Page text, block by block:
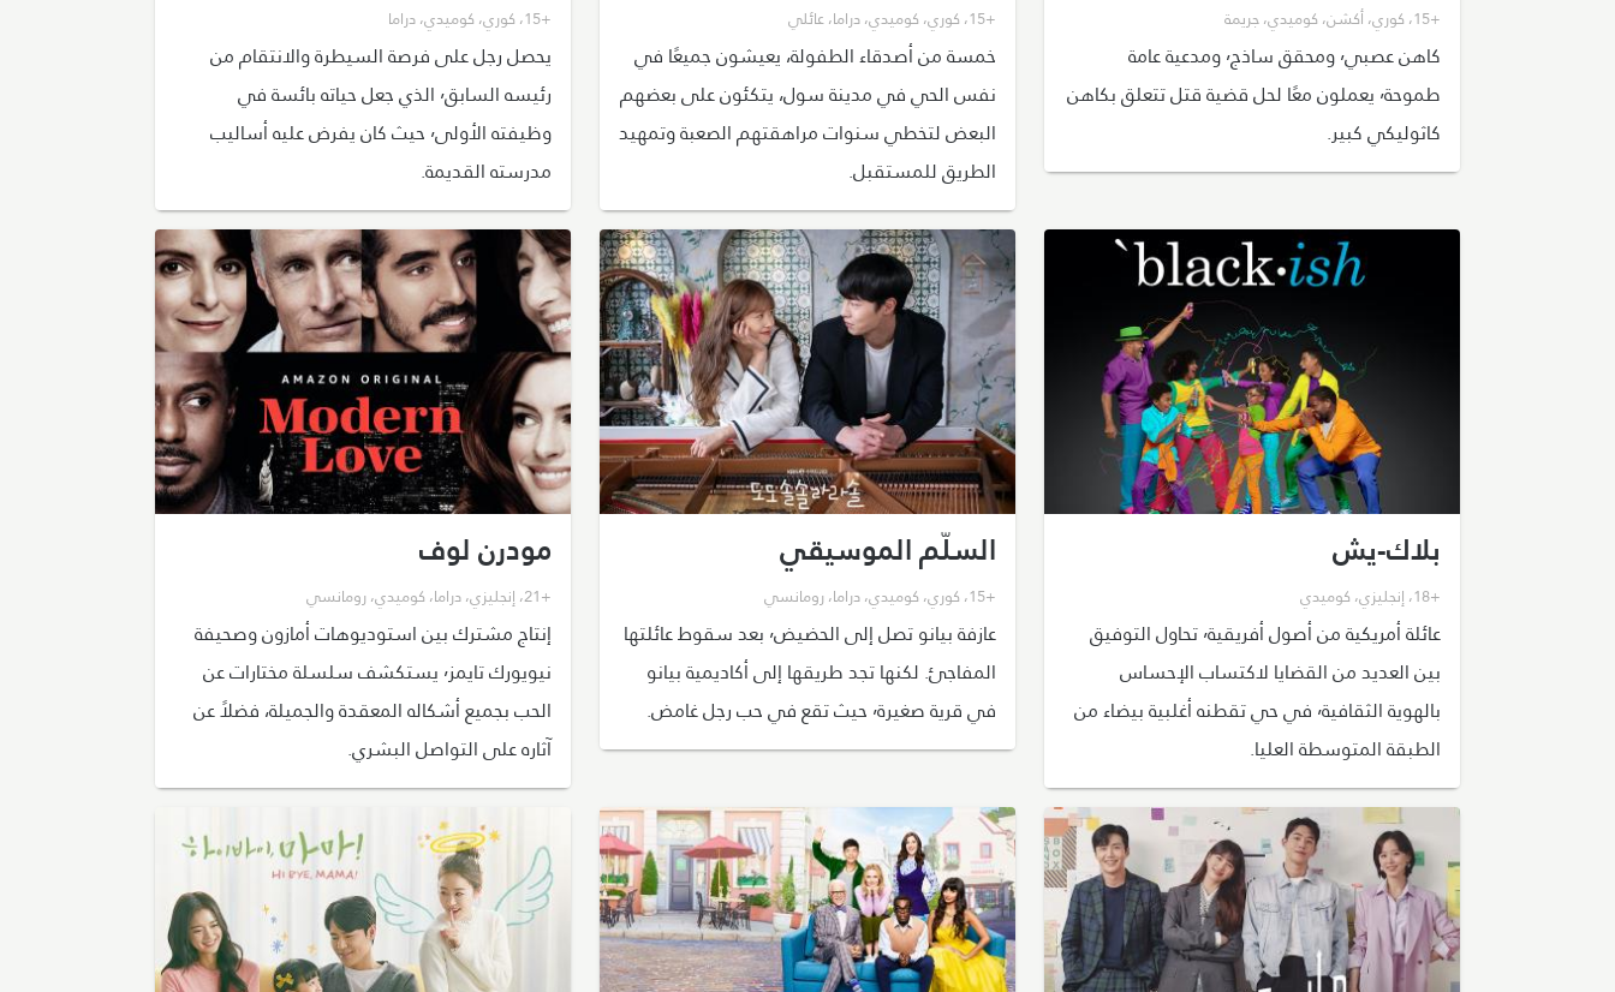
+15 ، كوري،أكشن، كوميدي،جريمة
كاهن عصبي٬ ومحقق ساذج٬ ومدعية عامة
طموحة٬ يعملون معًا لحل قضية قتل تتعلق بكاهن
كاثوليكي كبير.
+15 ، كوري، كوميدي،دراما،عائلي
خمسة من أصدقاء الطفولة، يعيشون جميعًا في
نفس الحي في مدينة سول، يتكئون على بعضهم
البعض لتخطي سنوات مراهقتهم الصعبة وتمهيد
الطريق للمستقبل.
+15 ، كوري، كوميدي،دراما
يحصل رجل على فرصة السيطرة والانتقام من
رئيسه السابق٬ الذي جعل حياته بائسة في
وظيفته الأولى٬ حيث كان يفرض عليه أساليب
مدرسته القديمة.
بلاك-يش
+18 ،إنجليزي، كوميدي
عائلة أمريكية من أصول أفريقية٬ تحاول التوفيق
بين العديد من القضايا لاكتساب الإحساس
بالهوية الثقافية٬ في حي تقطنه أغلبية بيضاء من
الطبقة المتوسطة العليا.
السلّم الموسيقي
+15 ، كوري، كوميدي،دراما، رومانسي
عازفة بيانو تصل إلى الحضيض٬ بعد سقوط عائلتها
المفاجئ. لكنها تجد طريقها إلى أكاديمية بيانو
في قرية صغيرة٬ حيث تقع في حب رجل غامض.
مودرن لوف
+21 ،إنجليزي،دراما، كوميدي، رومانسي
إنتاج مشترك بين استوديوهات أمازون وصحيفة
نيويورك تايمز٬ يستكشف سلسلة مختارات عن
الحب بجميع أشكاله المعقدة والجميلة، فضلاً عن
آثاره على التواصل البشري.